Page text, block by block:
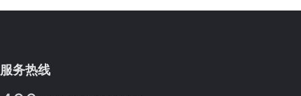
服务热线